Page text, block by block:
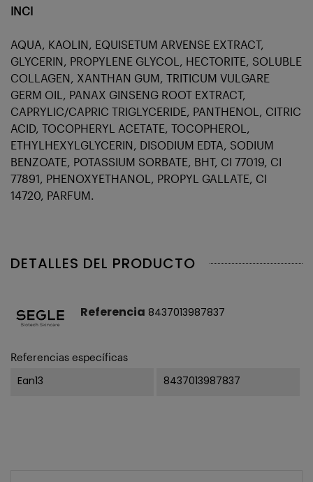
INCI
AQUA, KAOLIN, EQUISETUM ARVENSE EXTRACT,
GLYCERIN, PROPYLENE GLYCOL, HECTORITE, SOLUBLE
COLLAGEN, XANTHAN GUM, TRITICUM VULGARE
GERM OIL, PANAX GINSENG ROOT EXTRACT,
CAPRYLIC/CAPRIC TRIGLYCERIDE, PANTHENOL, CITRIC
ACID, TOCOPHERYL ACETATE, TOCOPHEROL,
ETHYLHEXYLGLYCERIN, DISODIUM EDTA, SODIUM
BENZOATE, POTASSIUM SORBATE, BHT, CI 77019, CI
77891, PHENOXYETHANOL, PROPYL GALLATE, CI
14720, PARFUM.
DETALLES DEL PRODUCTO
Referencia 8437013987837
Referencias específicas
Ean13 8437013987837